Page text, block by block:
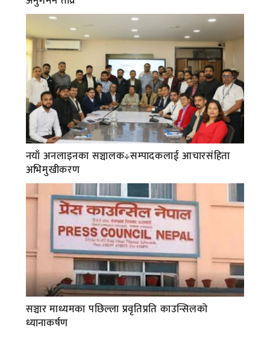
नयाँ अनलाइनका सञ्चालक÷सम्पादकलाई आचारसंहिता
अभिमुखीकरण
सञ्चार माध्यमका पछिल्ला प्रवृतिप्रति काउन्सिलको
ध्यानाकर्षण